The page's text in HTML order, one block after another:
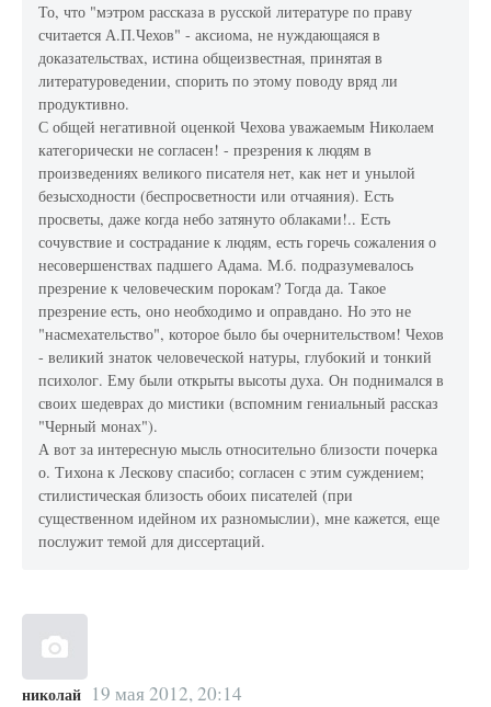
То, что "мэтром рассказа в русской литературе по праву
считается А.П.Чехов" - аксиома, не нуждающаяся в
доказательствах, истина общеизвестная, принятая в
литературоведении, спорить по этому поводу вряд ли
продуктивно.
С общей негативной оценкой Чехова уважаемым Николаем
категорически не согласен! - презрения к людям в
произведениях великого писателя нет, как нет и унылой
безысходности (беспросветности или отчаяния). Есть
просветы, даже когда небо затянуто облаками!.. Есть
сочувствие и сострадание к людям, есть горечь сожаления о
несовершенствах падшего Адама. М.б. подразумевалось
презрение к человеческим порокам? Тогда да. Такое
презрение есть, оно необходимо и оправдано. Но это не
"насмехательство", которое было бы очернительством! Чехов
- великий знаток человеческой натуры, глубокий и тонкий
психолог. Ему были открыты высоты духа. Он поднимался в
своих шедеврах до мистики (вспомним гениальный рассказ
"Черный монах").
А вот за интересную мысль относительно близости почерка
о. Тихона к Лескову спасибо; согласен с этим суждением;
стилистическая близость обоих писателей (при
существенном идейном их разномыслии), мне кажется, еще
послужит темой для диссертаций.
николай 19 мая 2012, 20:14